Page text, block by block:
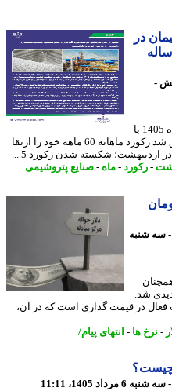
در
ساله
پتروشیمی مسجدسلیمان در اردیبهشت ماه 1405 با
تولید 96 هزار و 582 تن اوره گرانول، موفق شد رکورد ماهانه 60 ماهه خود را ارتقا
شکسته شدن رکورد 5 ...
رکورد-ماه-صنایع پتروشیمی
شنبه
شد.
در قیمت گذاری است که در آن،
ها - انتهای پیام/